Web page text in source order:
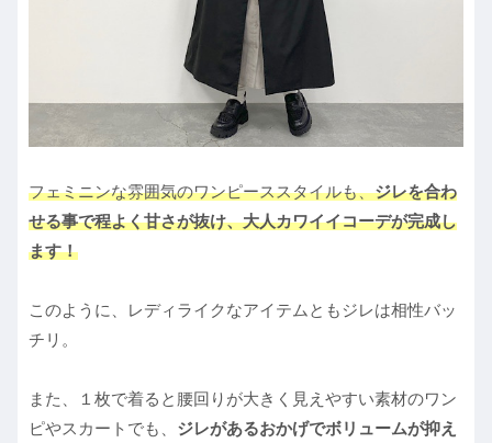
フェミニンな雰囲気のワンピーススタイルも、ジレを合わ
せる事で程よく甘さが抜け、大人カワイイコーデが完成し
ます！
このように、レディライクなアイテムともジレは相性バッ
チリ。
また、１枚で着ると腰回りが大きく見えやすい素材のワン
ピやスカートでも、 ジレがあるおかげでボリュームが抑え